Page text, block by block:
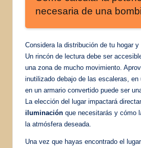
necesaria de una
Considera la distribución de tu hogar
Un rincón de lectura debe ser
una zona de mucho movimiento.
inutilizado debajo de las escaleras,
en un armario convertido puede ser
La elección del lugar impactará
iluminación que necesitarás y cómo
la atmósfera deseada.
Una vez que hayas encontrado el